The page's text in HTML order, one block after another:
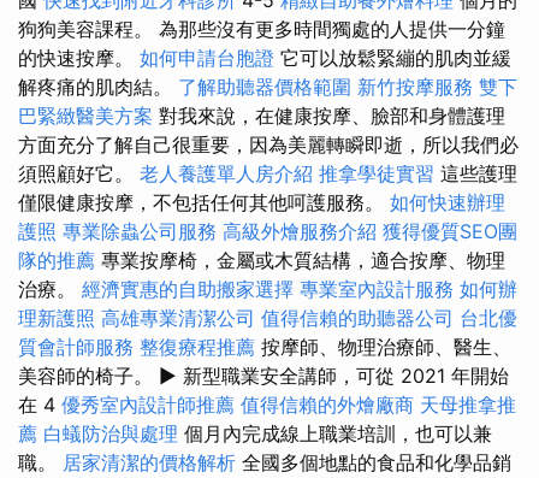
狗狗美容課程。 為那些沒有更多時間獨處的人提供一分鐘
的快速按摩。 如何申請台胞證 它可以放鬆緊繃的肌肉並緩
解疼痛的肌肉結。 了解助聽器價格範圍 新竹按摩服務 雙下
巴緊緻醫美方案 對我來說，在健康按摩、臉部和身體護理
方面充分了解自己很重要，因為美麗轉瞬即逝，所以我們必
須照顧好它。 老人養護單人房介紹 推拿學徒實習 這些護理
僅限健康按摩，不包括任何其他呵護服務。 如何快速辦理
護照 專業除蟲公司服務 高級外燴服務介紹 獲得優質SEO團
隊的推薦 專業按摩椅，金屬或木質結構，適合按摩、物理
治療。 經濟實惠的自助搬家選擇 專業室內設計服務 如何辦
理新護照 高雄專業清潔公司 值得信賴的助聽器公司 台北優
質會計師服務 整復療程推薦 按摩師、物理治療師、醫生、
美容師的椅子。 ▶ 新型職業安全講師，可從 2021 年開始
在 4 優秀室內設計師推薦 值得信賴的外燴廠商 天母推拿推
薦 白蟻防治與處理 個月內完成線上職業培訓，也可以兼
職。 居家清潔的價格解析 全國多個地點的食品和化學品銷